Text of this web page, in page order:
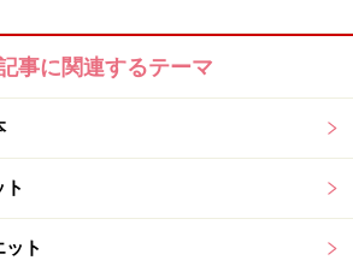
クはいかがでしたか？
10秒立っていられましたか？ 10秒立
人は、骨盤がゆがんでいる可能性大
みにくかったり、きつく感じたりし
事に関連するテーマ
ト